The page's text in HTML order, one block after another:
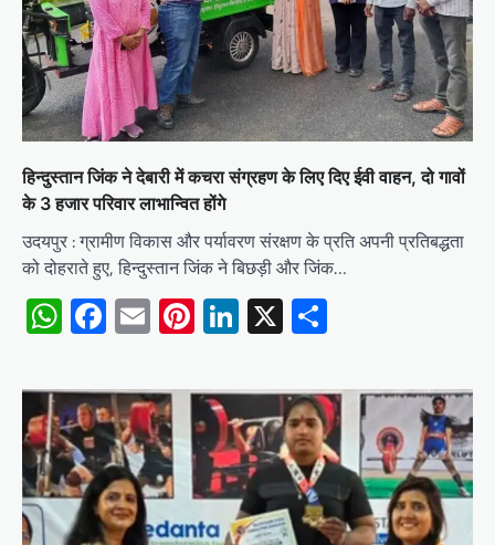
हिन्दुस्तान जिंक ने देबारी में कचरा संग्रहण के लिए दिए ईवी वाहन, दो गावों
के 3 हजार परिवार लाभान्वित होंगे
उदयपुर : ग्रामीण विकास और पर्यावरण संरक्षण के प्रति अपनी प्रतिबद्धता
को दोहराते हुए, हिन्दुस्तान जिंक ने बिछड़ी और जिंक…
WhatsApp
Facebook
EmailPinterest
LinkedIn
X